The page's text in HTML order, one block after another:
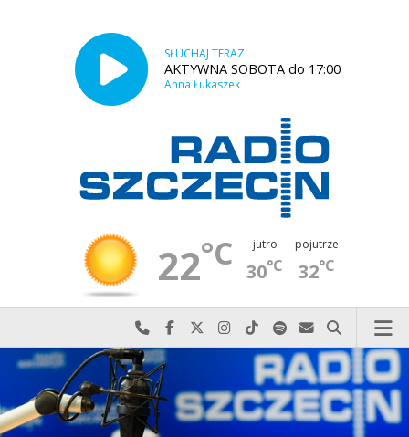
SŁUCHAJ TERAZ
AKTYWNA SOBOTA do 17:00
Anna Łukaszek
22°C jutro
30°C
pojutrze
32°C
Najlepiej po prostu do nas zadzwoń
Odwiedź nas na Facebook-u
Odwiedź nas na X
Odwiedź nas na Instagram-ie
Odwiedź nas na TikTok-u
Szukaj nas na Spotify
Wyślij do nas
Szukaj